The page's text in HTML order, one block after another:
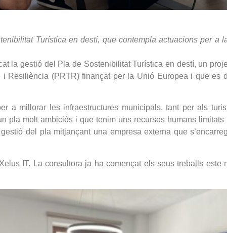
Turística en destí, que contempla actuacions per a
la gestió del Pla de Sostenibilitat Turística en destí, un
Resiliència (PRTR) finançat per la Unió Europea i que es
a millorar les infraestructures municipals, tant per als
pla molt ambiciós i que tenim uns recursos humans
del pla mitjançant una empresa externa que
IT. La consultora ja ha començat els seus treballs